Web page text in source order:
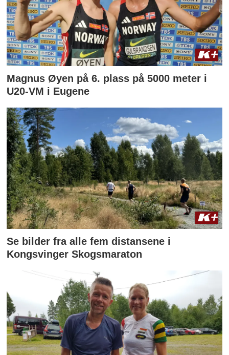
Magnus Øyen på 6. plass på 5000 meter i
U20-VM i Eugene
Se bilder fra alle fem distansene i
Kongsvinger Skogsmaraton